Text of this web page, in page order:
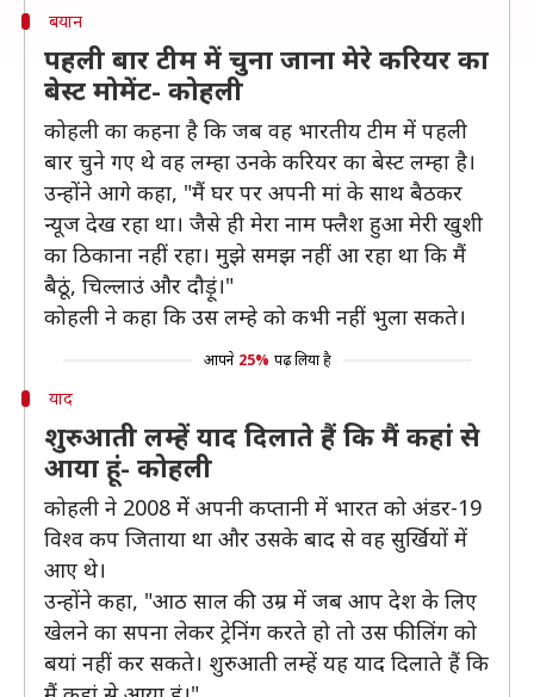
बयान
पहली बार टीम में चुना जाना मेरे करियर का
बेस्ट मोमेंट- कोहली
कोहली का कहना है कि जब वह भारतीय टीम में पहली
बार चुने गए थे वह लम्हा उनके करियर का बेस्ट लम्हा है।
उन्होंने आगे कहा, "मैं घर पर अपनी मां के साथ बैठकर
न्यूज देख रहा था। जैसे ही मेरा नाम फ्लैश हुआ मेरी खुशी
का ठिकाना नहीं रहा। मुझे समझ नहीं आ रहा था कि मैं
बैठूं, चिल्लाउं और दौड़ूं।"
कोहली ने कहा कि उस लम्हे को कभी नहीं भुला सकते।
आपने 25% पढ़ लिया है
याद
शुरुआती लम्हें याद दिलाते हैं कि मैं कहां से
आया हूं- कोहली
कोहली ने 2008 मेें अपनी कप्तानी में भारत को अंडर-19
विश्व कप जिताया था और उसके बाद से वह सुर्खियों में
आए थे।
उन्होंने कहा, "आठ साल की उम्र में जब आप देश के लिए
खेलने का सपना लेकर ट्रेनिंग करते हो तो उस फीलिंग को
बयां नहीं कर सकते। शुरुआती लम्हें यह याद दिलाते हैं कि